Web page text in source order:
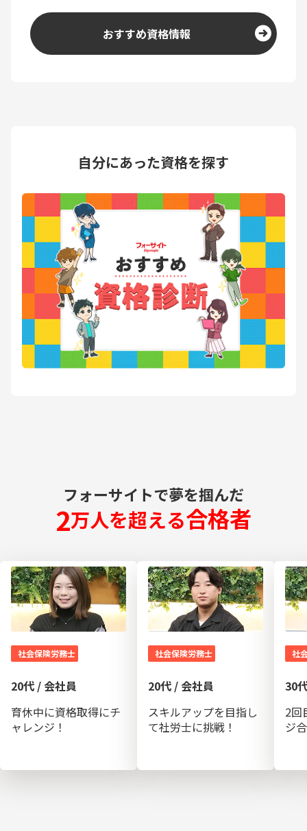
おすすめ資格情報
自分にあった資格を探す
フォーサイトで夢を掴んだ
2万人を超える合格者
社会保険労務士
20代 / 会社員
育休中に資格取得にチ
ャレンジ！
社会保険労務士
20代 / 会社員
スキルアップを目指し
て社労士に挑戦！
社
30
2回
ジ